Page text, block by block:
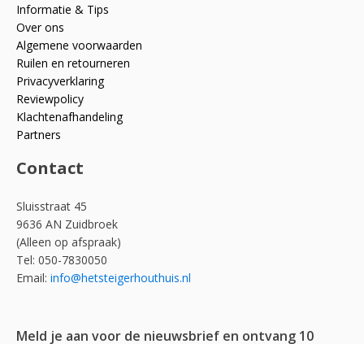
Informatie & Tips
Over ons
Algemene voorwaarden
Ruilen en retourneren
Privacyverklaring
Reviewpolicy
Klachtenafhandeling
Partners
Contact
Sluisstraat 45
9636 AN Zuidbroek
(Alleen op afspraak)
Tel: 050-7830050
Email: info@hetsteigerhouthuis.nl
Meld je aan voor de nieuwsbrief en ontvang 10